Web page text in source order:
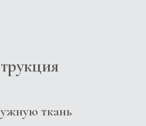
ткань